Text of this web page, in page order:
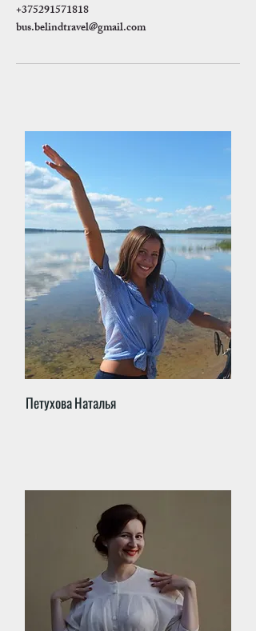
+375291571818
bus.belindtravel@gmail.com
Петухова Наталья